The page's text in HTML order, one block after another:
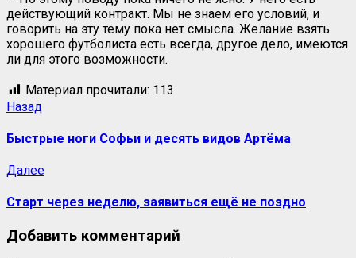
действующий контракт. Мы не знаем его условий, и
говорить на эту тему пока нет смысла. Желание взять
хорошего футболиста есть всегда, другое дело, имеются
ли для этого возможности.
Материал прочитали: 113
Назад
Быстрые ноги Софьи и десять видов Артёма
Далее
Старт через неделю, заявиться ещё не поздно
Добавить комментарий